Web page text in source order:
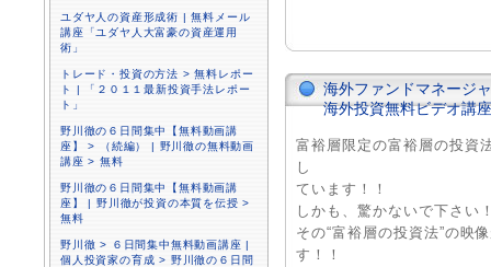
海外ファンドマネージ
海外投資無料ビデオ講座
富裕層限定の富裕層の投資
し
ています！！
しかも、驚かないで下さい
その“富裕層の投資法”の映
す！！
ユダヤ人の資産形成術 | 無料メール
講座「ユダヤ人大富豪の資産運用
術」
トレード・投資の方法 > 無料レポー
ト | 「２０１１最新投資手法レポー
ト」
野川徹の６日間集中【無料動画講
座】 > （続編） | 野川徹の無料動画
講座 > 無料
野川徹の６日間集中【無料動画講
座】 | 野川徹が投資の本質を伝授 >
無料
野川徹 > ６日間集中無料動画講座 |
個人投資家の育成 > 野川徹の６日間